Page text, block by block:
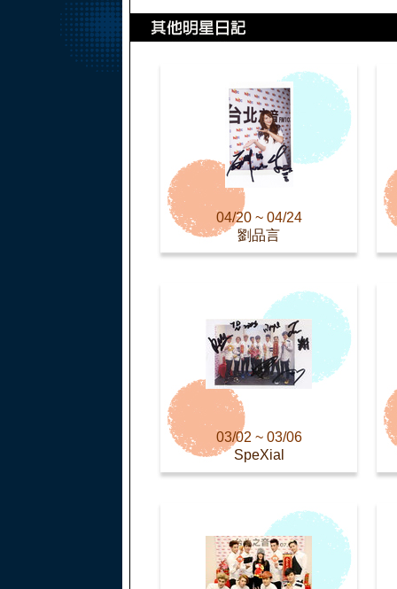
04/20 ~ 04/24
劉品言
03/02 ~ 03/06
SpeXial